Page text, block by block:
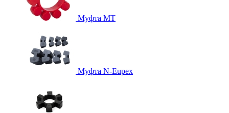
Муфта MT
Муфта N-Eupex